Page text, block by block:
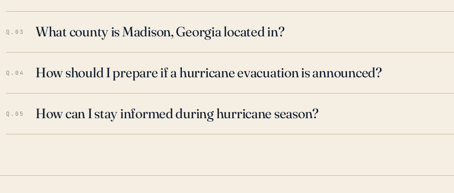
Q.03 What county is Madison, Georgia located in?
Q.04 How should I prepare if a hurricane evacuation is announced?
Q.05 How can I stay informed during hurricane season?